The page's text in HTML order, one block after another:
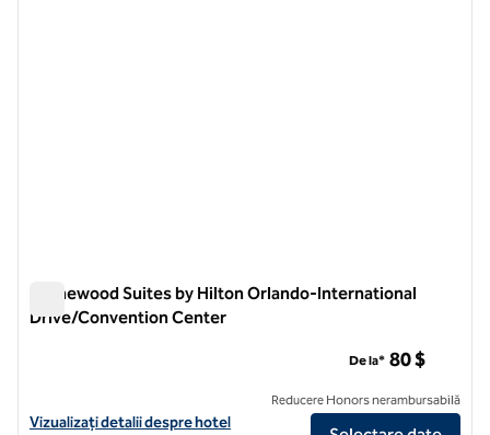
Homewood Suites by Hilton Orlando-International
Drive/Convention Center
Vizualizați detaliile hotelului pentru Homewood Suites by Hilton
Vizualizați detalii despre hotel
De la* 80 $
Reducere Honors nerambursabilă